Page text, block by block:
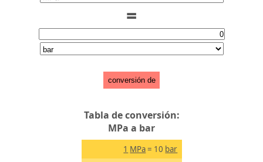
=
conversión de
Tabla de conversión:
MPa a bar
1 MPa= 10 bar